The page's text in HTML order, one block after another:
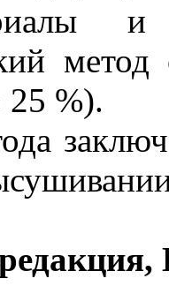
и
метод
25 %).